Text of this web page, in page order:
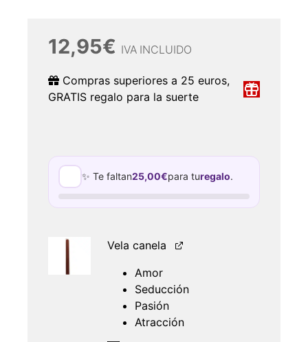
12,95€ IVA INCLUIDO
Compras superiores a 25 euros,
GRATIS regalo para la suerte
✨ Te faltan25,00€para turegalo.
Vela canela
Amor
Seducción
Pasión
Atracción